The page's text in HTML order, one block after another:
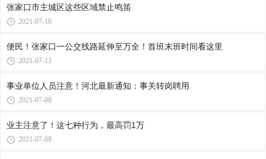
张家口市主城区这些区域禁止鸣笛
2021-07-16
便民！张家口一公交线路延伸至万全！首班末班时间看这里
2021-07-13
事业单位人员注意！河北最新通知：事关转岗聘用
2021-07-08
业主注意了！这七种行为，最高罚1万
2021-07-08